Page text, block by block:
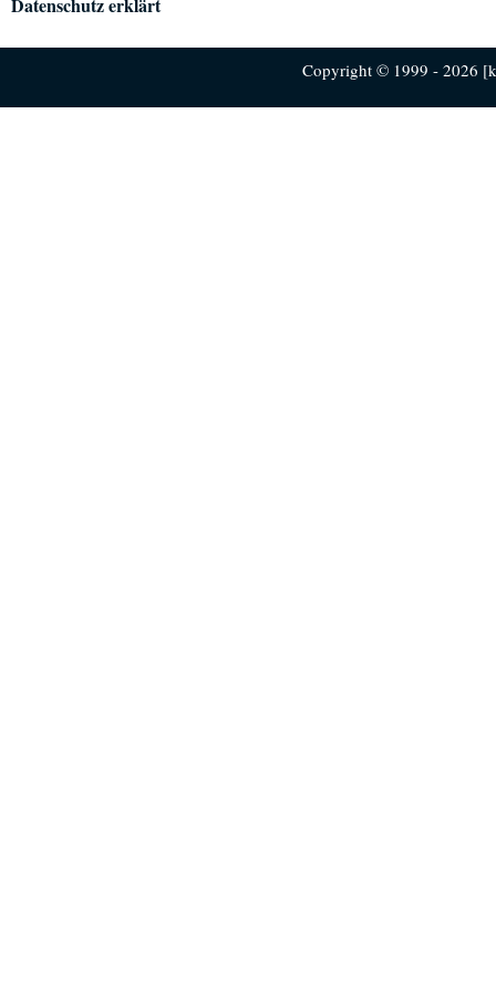
Copyright © 1999 - 2026